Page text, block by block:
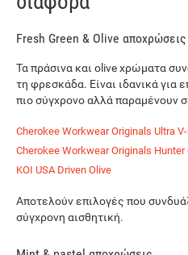
Fresh Green & Olive αποχρώσεις
Τα πράσινα και olive χρώματα
τη φρεσκάδα. Είναι ιδανικά για
πιο σύγχρονο αλλά παραμένουν
Cherokee Workwear Originals Ultra
Cherokee Workwear Originals Hunter
KOI USA Driven Olive
Αποτελούν επιλογές που
σύγχρονη αισθητική.